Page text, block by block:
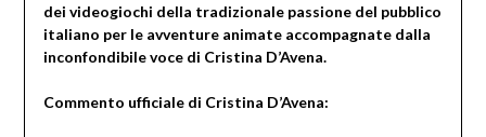
dei videogiochi della tradizionale passione del pubblico
italiano per le avventure animate accompagnate dalla
inconfondibile voce di Cristina D’Avena.
Commento ufficiale di Cristina D’Avena: